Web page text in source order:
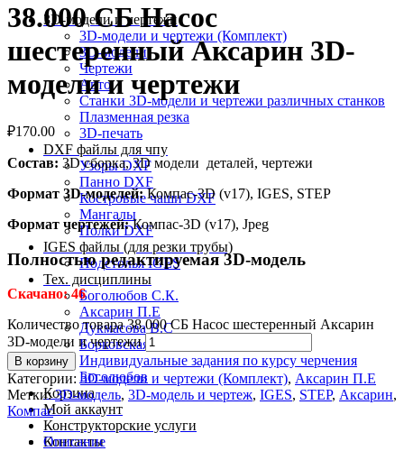
3D-модели и чертежи
3D-модели и чертежи (Комплект)
3D-модели
Чертежи
Авто
Станки 3D-модели и чертежи различных станков
Плазменная резка
3D-печать
DXF файлы для чпу
Узоры DXF
Панно DXF
Костровые чаши DXF
Мангалы
Полки DXF
IGES файлы (для резки трубы)
Подстолья IGES
Тех. дисциплины
Боголюбов С.К.
Аксарин П.Е
Дукмасова В.С
Борковская Л.В.
Индивидуальные задания по курсу черчения
Боголюбов
Корзина
Мой аккаунт
Конструкторские услуги
Контакты
38.000 СБ Насос
шестеренный Аксарин 3D-
модели и чертежи
₽170.00
Состав: 3D сборка, 3D модели деталей, чертежи
Формат 3D-моделей:Компас-3D (v17), IGES, STEP
Формат чертежей:Компас-3D (v17), Jpeg
Полностью редактируемая 3D-модель
Скачано: 46
Количество товара 38.000 СБ Насос шестеренный Аксарин
3D-модели и чертежи
В корзину
Категории:3D-модели и чертежи (Комплект), Аксарин П.Е
Метки:3D-модель, 3D-модель и чертеж, IGES, STEP, Аксарин,
Компас
Описание